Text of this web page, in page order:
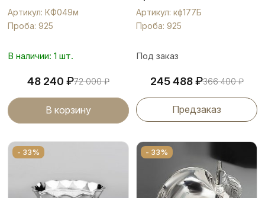
Артикул: КФ049м
Проба: 925
В наличии: 1 шт.
48 240 ₽72 000₽
В корзину
Артикул: кф177Б
Проба: 925
Под заказ
245 488₽366 400₽
Предзаказ
- 33% - 33%